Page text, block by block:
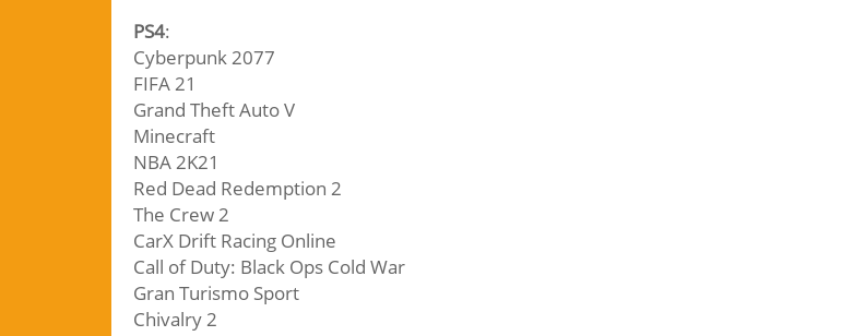
PS4:
Cyberpunk 2077
FIFA 21
Grand Theft Auto V
Minecraft
NBA 2K21
Red Dead Redemption 2
The Crew 2
CarX Drift Racing Online
Call of Duty: Black Ops Cold War
Gran Turismo Sport
Chivalry 2